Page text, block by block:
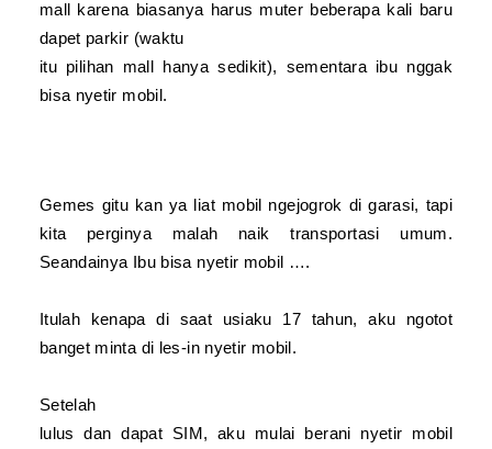
mall karena biasanya harus muter beberapa kali baru
dapet parkir (waktu
itu pilihan mall hanya sedikit), sementara ibu nggak
bisa nyetir mobil.
Gemes gitu kan ya liat mobil ngejogrok di garasi, tapi
kita perginya malah naik transportasi umum.
Seandainya Ibu bisa nyetir mobil ….
Itulah kenapa di saat usiaku 17 tahun, aku ngotot
banget minta di les-in nyetir mobil.
Setelah
lulus dan dapat SIM, aku mulai berani nyetir mobil